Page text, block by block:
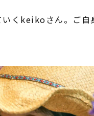
くkeikoさん。ご自